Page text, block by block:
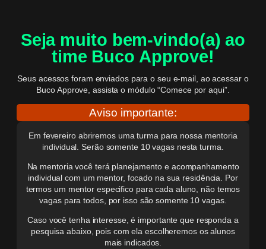
Seja muito bem-vindo(a) ao
time Buco Approve!
Seus acessos foram enviados para o seu e-mail, ao acessar o
Buco Approve, assista o módulo “Comece por aqui”.
Aviso importante:
Em fevereiro abriremos uma turma para nossa mentoria
individual. Serão somente 10 vagas nesta turma.
Na mentoria você terá planejamento e acompanhamento
individual com um mentor, focado na sua residência. Por
termos um mentor especifico para cada aluno, não temos
vagas para todos, por isso são somente 10 vagas.
Caso você tenha interesse, é importante que responda a
pesquisa abaixo, pois com ela escolheremos os alunos
mais indicados.